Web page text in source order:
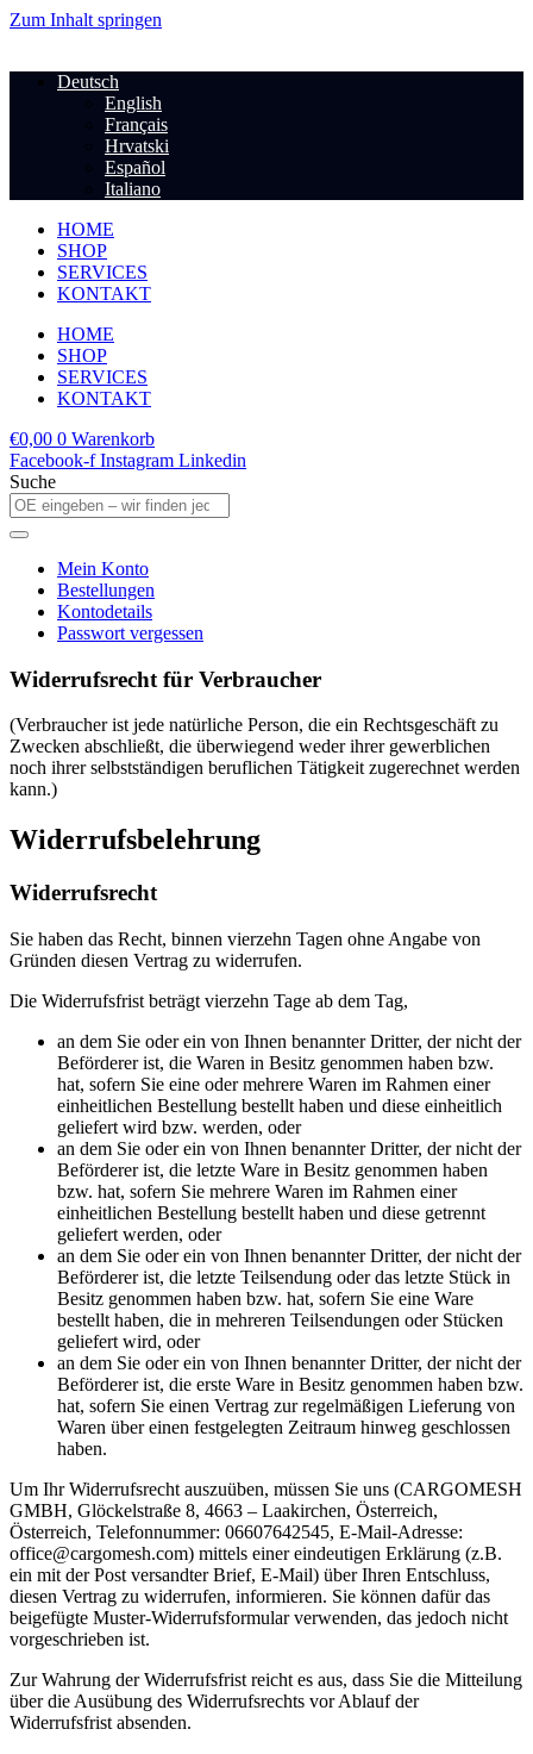
Zum Inhalt springen
Deutsch
English
Français
Hrvatski
Español
Italiano
HOME
SHOP
SERVICES
KONTAKT
HOME
SHOP
SERVICES
KONTAKT
€0,00 0 Warenkorb
Facebook-f Instagram Linkedin
Suche
Mein Konto
Bestellungen
Kontodetails
Passwort vergessen
Widerrufsrecht für Verbraucher
(Verbraucher ist jede natürliche Person, die ein Rechtsgeschäft zu
Zwecken abschließt, die überwiegend weder ihrer gewerblichen
noch ihrer selbstständigen beruflichen Tätigkeit zugerechnet werden
kann.)
Widerrufsbelehrung
Widerrufsrecht
Sie haben das Recht, binnen vierzehn Tagen ohne Angabe von
Gründen diesen Vertrag zu widerrufen.
Die Widerrufsfrist beträgt vierzehn Tage ab dem Tag,
an dem Sie oder ein von Ihnen benannter Dritter, der nicht der
Beförderer ist, die Waren in Besitz genommen haben bzw.
hat, sofern Sie eine oder mehrere Waren im Rahmen einer
einheitlichen Bestellung bestellt haben und diese einheitlich
geliefert wird bzw. werden, oder
an dem Sie oder ein von Ihnen benannter Dritter, der nicht der
Beförderer ist, die letzte Ware in Besitz genommen haben
bzw. hat, sofern Sie mehrere Waren im Rahmen einer
einheitlichen Bestellung bestellt haben und diese getrennt
geliefert werden, oder
an dem Sie oder ein von Ihnen benannter Dritter, der nicht der
Beförderer ist, die letzte Teilsendung oder das letzte Stück in
Besitz genommen haben bzw. hat, sofern Sie eine Ware
bestellt haben, die in mehreren Teilsendungen oder Stücken
geliefert wird, oder
an dem Sie oder ein von Ihnen benannter Dritter, der nicht der
Beförderer ist, die erste Ware in Besitz genommen haben bzw.
hat, sofern Sie einen Vertrag zur regelmäßigen Lieferung von
Waren über einen festgelegten Zeitraum hinweg geschlossen
haben.
Um Ihr Widerrufsrecht auszuüben, müssen Sie uns (CARGOMESH
GMBH, Glöckelstraße 8, 4663 – Laakirchen, Österreich,
Österreich, Telefonnummer: 06607642545, E-Mail-Adresse:
office@cargomesh.com) mittels einer eindeutigen Erklärung (z.B.
ein mit der Post versandter Brief, E-Mail) über Ihren Entschluss,
diesen Vertrag zu widerrufen, informieren. Sie können dafür das
beigefügte Muster-Widerrufsformular verwenden, das jedoch nicht
vorgeschrieben ist.
Zur Wahrung der Widerrufsfrist reicht es aus, dass Sie die Mitteilung
über die Ausübung des Widerrufsrechts vor Ablauf der
Widerrufsfrist absenden.